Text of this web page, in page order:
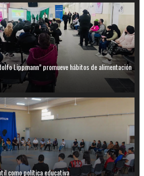
Lippmann” promueve hábitos de alimentación
como política educativa